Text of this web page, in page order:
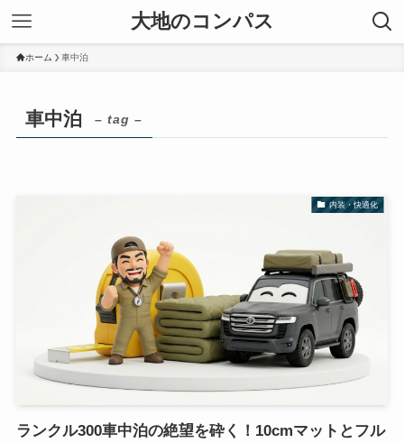
大地のコンパス
ホーム 車中泊
車中泊 – tag –
内装・快適化
ランクル300車中泊の絶望を砕く！10cmマットとフル